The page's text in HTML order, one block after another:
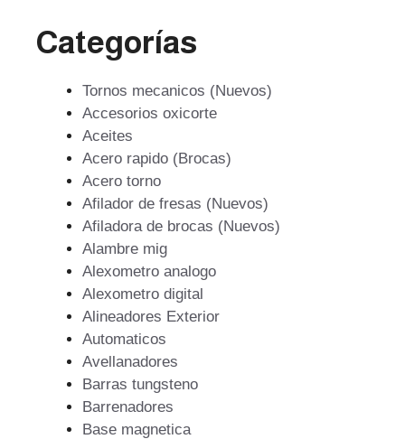
Categorías
Tornos mecanicos (Nuevos)
Accesorios oxicorte
Aceites
Acero rapido (Brocas)
Acero torno
Afilador de fresas (Nuevos)
Afiladora de brocas (Nuevos)
Alambre mig
Alexometro analogo
Alexometro digital
Alineadores Exterior
Automaticos
Avellanadores
Barras tungsteno
Barrenadores
Base magnetica